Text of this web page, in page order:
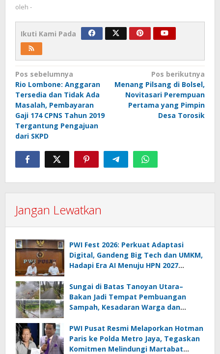
oleh -
Ikuti Kami Pada
Navigasi
pos
Pos sebelumnya
Rio Lombone: Anggaran
Tersedia dan Tidak Ada
Masalah, Pembayaran
Gaji 174 CPNS Tahun 2019
Tergantung Pengajuan
dari SKPD
Pos berikutnya
Menang Pilsang di Bolsel,
Novitasari Perempuan
Pertama yang Pimpin
Desa Torosik
Jangan Lewatkan
PWI Fest 2026: Perkuat Adaptasi
Digital, Gandeng Big Tech dan UMKM,
Hadapi Era AI Menuju HPN 2027
Sungai di Batas Tanoyan Utara–
Bakan Jadi Tempat Pembuangan
Sampah, Kesadaran Warga dan
PWI Pusat Resmi Melaporkan Hotman
Paris ke Polda Metro Jaya, Tegaskan
Komitmen Melindungi Martabat